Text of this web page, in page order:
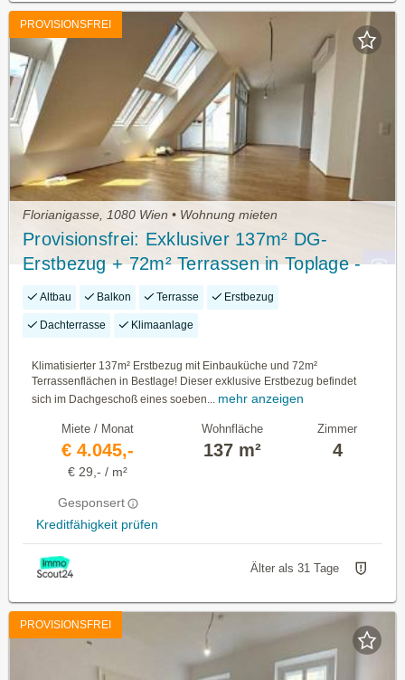
PROVISIONSFREI
Florianigasse, 1080 Wien • Wohnung mieten
Provisionsfrei: Exklusiver 137m² DG-
Erstbezug + 72m² Terrassen in Toplage -
1080 Wien
Altbau Balkon Terrasse Erstbezug
Dachterrasse Klimaanlage
Klimatisierter 137m² Erstbezug mit Einbauküche und 72m²
Terrassenflächen in Bestlage! Dieser exklusive Erstbezug befindet
sich im Dachgeschoß eines soeben... mehr anzeigen
Miete / Monat
€ 4.045,-
€ 29,- / m²
Gesponsert
Kreditfähigkeit prüfen
Wohnfläche
137 m²
Zimmer
4
Älter als 31 Tage
PROVISIONSFREI